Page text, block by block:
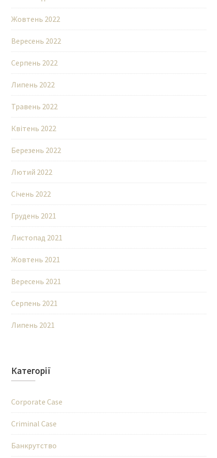
Жовтень 2022
Вересень 2022
Серпень 2022
Липень 2022
Травень 2022
Квітень 2022
Березень 2022
Лютий 2022
Січень 2022
Грудень 2021
Листопад 2021
Жовтень 2021
Вересень 2021
Серпень 2021
Липень 2021
Категорії
Corporate Case
Criminal Case
Банкрутство